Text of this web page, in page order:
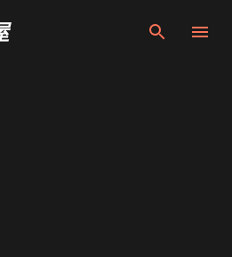
イン コンテンツに移動